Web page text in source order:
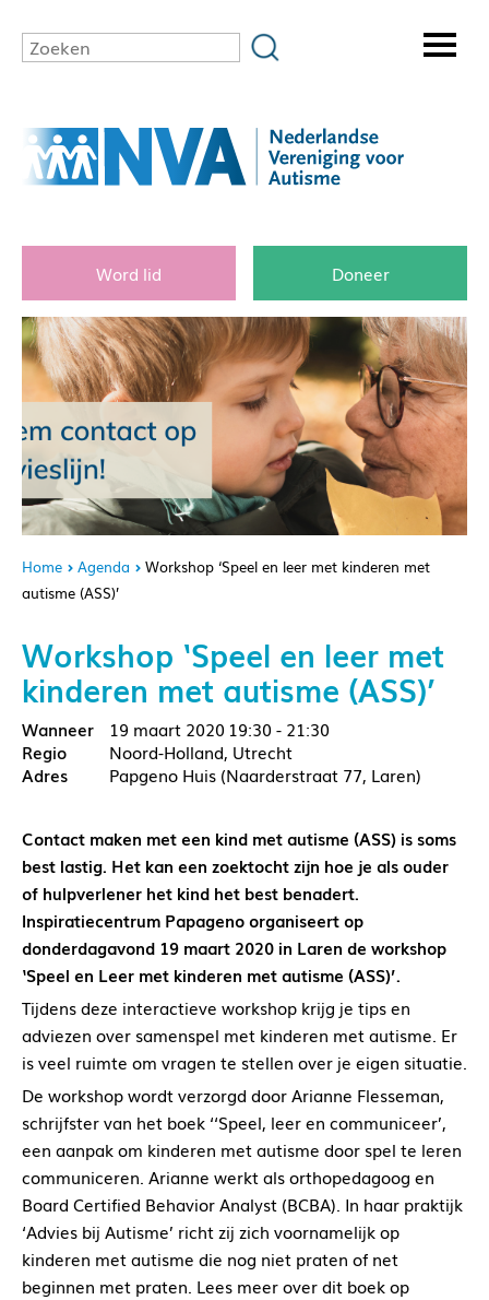
Word lid Doneer
Home Agenda
Workshop ‘Speel en leer met kinderen met
autisme (ASS)’
Workshop ‘Speel en leer met
kinderen met autisme (ASS)’
19 maart 2020 19:30 - 21:30
Noord-Holland, Utrecht
Papgeno Huis (Naarderstraat 77, Laren)
Contact maken met een kind met autisme (ASS) is soms
best lastig. Het kan een zoektocht zijn hoe je als ouder
of hulpverlener het kind het best benadert.
Inspiratiecentrum Papageno organiseert op
donderdagavond 19 maart 2020 in Laren de workshop
‘Speel en Leer met kinderen met autisme (ASS)’.
Tijdens deze interactieve workshop krijg je tips en
adviezen over samenspel met kinderen met autisme. Er
is veel ruimte om vragen te stellen over je eigen situatie.
De workshop wordt verzorgd door Arianne Flesseman,
schrijfster van het boek ‘‘Speel, leer en communiceer’,
een aanpak om kinderen met autisme door spel te leren
communiceren. Arianne werkt als orthopedagoog en
Board Certified Behavior Analyst (BCBA). In haar praktijk
‘Advies bij Autisme’ richt zij zich voornamelijk op
kinderen met autisme die nog niet praten of net
beginnen met praten. Lees meer over dit boek op